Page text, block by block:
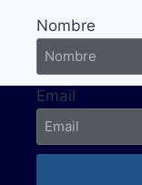
Nombre
Email